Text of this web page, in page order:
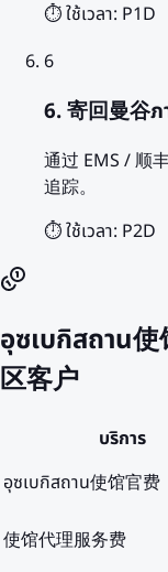
⏱️ ใช้เวลา: P1D
6
6. 寄回曼谷
通过 EMS / 顺
追踪。
⏱️ ใช้เวลา: P2D
อุซเบกิสถาน
区客户
บริการ
อุซเบกิสถาน使馆官费
使馆代理服务费